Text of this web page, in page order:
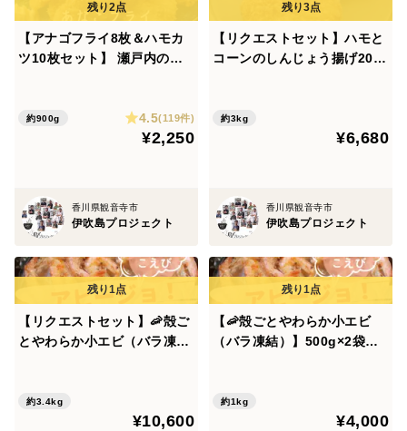
【アナゴフライ8枚＆ハモカ
ツ10枚セット】 瀬戸内の覇
なハモ。 サクリ衣をまとった
最強コンビの天下統一！ 瀬戸
約900g 4.5(119件)
¥2,250
香川県観音寺市
伊吹島プロジェクト
【リクエストセット】ハモと
コーンのしんじょう揚げ20枚
約3kg
¥6,680
香川県観音寺市
伊吹島プロジェクト
【リクエストセット】🦐殻ご
とやわらか小エビ（バラ凍
（8枚×4袋・約2.4kg）
約3.4kg
¥10,600
【🦐殻ごとやわらか小エビ
（バラ凍結）】500g×2袋入
剥けた新子、殻ごとパクっ！
唐揚げ、アヒージョ旨味がに
約1kg
¥4,000